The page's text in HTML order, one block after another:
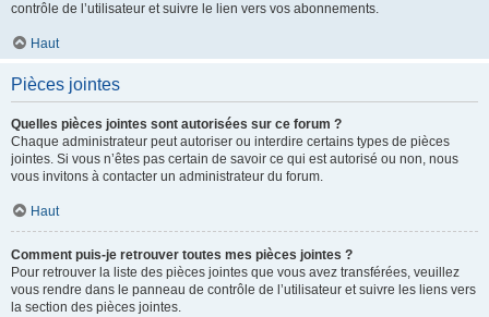
contrôle de l’utilisateur et suivre le lien vers vos abonnements.
Haut
Pièces jointes
Quelles pièces jointes sont autorisées sur ce forum ?
Chaque administrateur peut autoriser ou interdire certains types de pièces
jointes. Si vous n’êtes pas certain de savoir ce qui est autorisé ou non, nous
vous invitons à contacter un administrateur du forum.
Haut
Comment puis-je retrouver toutes mes pièces jointes ?
Pour retrouver la liste des pièces jointes que vous avez transférées, veuillez
vous rendre dans le panneau de contrôle de l’utilisateur et suivre les liens vers
la section des pièces jointes.